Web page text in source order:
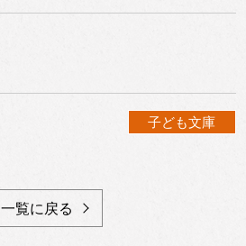
子ども文庫
一覧に戻る